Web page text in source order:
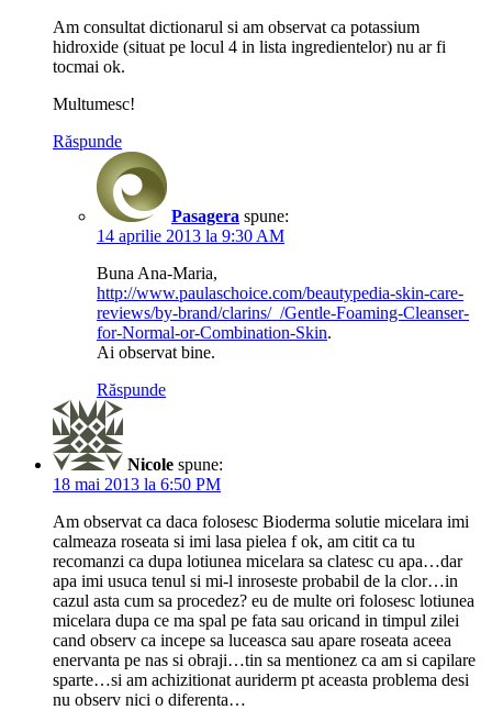
Am consultat dictionarul si am observat ca potassium
hidroxide (situat pe locul 4 in lista ingredientelor) nu ar fi
tocmai ok.
Multumesc!
Răspunde
Pasagera spune:
14 aprilie 2013 la 9:30 AM
Buna Ana-Maria,
http://www.paulaschoice.com/beautypedia-skin-care-
reviews/by-brand/clarins/_/Gentle-Foaming-Cleanser-
for-Normal-or-Combination-Skin.
Ai observat bine.
Răspunde
Nicole spune:
18 mai 2013 la 6:50 PM
Am observat ca daca folosesc Bioderma solutie micelara imi
calmeaza roseata si imi lasa pielea f ok, am citit ca tu
recomanzi ca dupa lotiunea micelara sa clatesc cu apa…dar
apa imi usuca tenul si mi-l inroseste probabil de la clor…in
cazul asta cum sa procedez? eu de multe ori folosesc lotiunea
micelara dupa ce ma spal pe fata sau oricand in timpul zilei
cand observ ca incepe sa luceasca sau apare roseata aceea
enervanta pe nas si obraji…tin sa mentionez ca am si capilare
sparte…si am achizitionat auriderm pt aceasta problema desi
nu observ nici o diferenta…